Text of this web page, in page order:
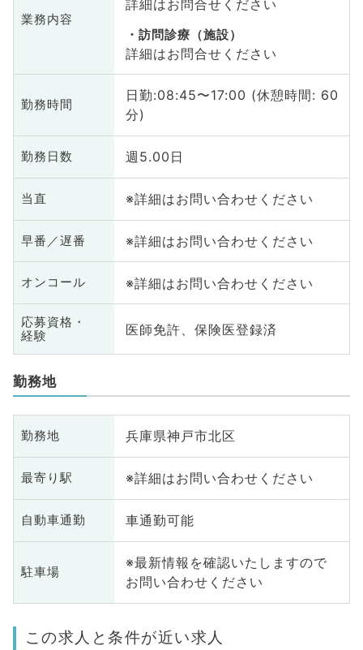
業務内容
詳細はお問合せください
訪問診療（施設）
詳細はお問合せください
勤務時間
日勤:08:45〜17:00 (休憩時間: 60
分)
勤務日数 週5.00日
当直 ※詳細はお問い合わせください
早番／遅番 ※詳細はお問い合わせください
オンコール ※詳細はお問い合わせください
応募資格・
経験
医師免許、保険医登録済
勤務地
勤務地 兵庫県神戸市北区
最寄り駅 ※詳細はお問い合わせください
自動車通勤 車通勤可能
駐車場
※最新情報を確認いたしますので
お問い合わせください
この求人と条件が近い求人